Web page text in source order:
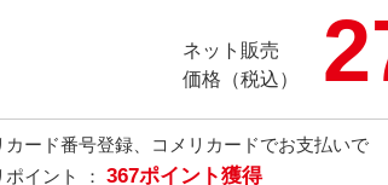
ネット販売
価格（税込）
カード番号登録、コメリカードでお支払いで
ポイント ： 367ポイント獲得